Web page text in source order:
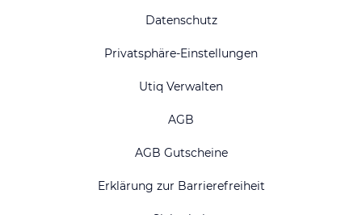
Datenschutz
Privatsphäre-Einstellungen
Utiq Verwalten
AGB
AGB Gutscheine
Erklärung zur Barrierefreiheit